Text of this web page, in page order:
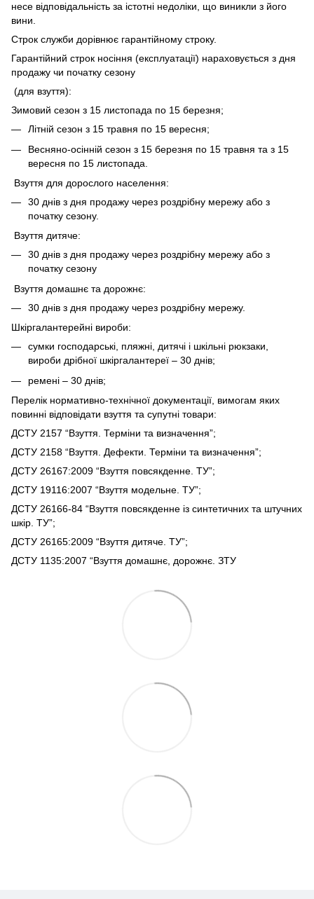
несе відповідальність за істотні недоліки, що виникли з його
вини.
Строк служби дорівнює гарантійному строку.
Гарантійний строк носіння (експлуатації) нараховується з дня
продажу чи початку сезону
(для взуття):
Зимовий сезон з 15 листопада по 15 березня;
Літній сезон з 15 травня по 15 вересня;
Весняно-осінній сезон з 15 березня по 15 травня та з 15
вересня по 15 листопада.
Взуття для дорослого населення:
30 днів з дня продажу через роздрібну мережу або з
початку сезону.
Взуття дитяче:
30 днів з дня продажу через роздрібну мережу або з
початку сезону
Взуття домашнє та дорожнє:
30 днів з дня продажу через роздрібну мережу.
Шкіргалантерейні вироби:
сумки господарські, пляжні, дитячі і шкільні рюкзаки,
вироби дрібної шкіргалантереї – 30 днів;
ремені – 30 днів;
Перелік нормативно-технічної документації, вимогам яких
повинні відповідати взуття та супутні товари:
ДСТУ 2157 “Взуття. Терміни та визначення”;
ДСТУ 2158 “Взуття. Дефекти. Терміни та визначення”;
ДСТУ 26167:2009 “Взуття повсякденне. ТУ”;
ДСТУ 19116:2007 “Взуття модельне. ТУ”;
ДСТУ 26166-84 “Взуття повсякденне із синтетичних та штучних
шкір. ТУ”;
ДСТУ 26165:2009 “Взуття дитяче. ТУ”;
ДСТУ 1135:2007 “Взуття домашнє, дорожнє. ЗТУ